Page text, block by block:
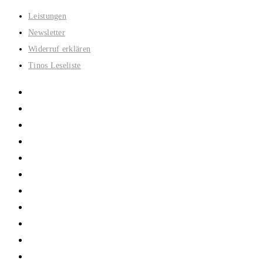
Zum
Inhalt
springen
Leistungen
Newsletter
Widerruf erklären
Tinos Leseliste